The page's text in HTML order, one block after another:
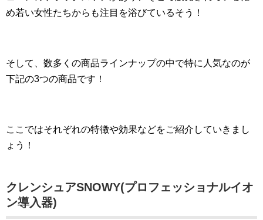
め若い女性たちからも注目を浴びているそう！
そして、数多くの商品ラインナップの中で特に人気なのが
下記の3つの商品です！
ここではそれぞれの特徴や効果などをご紹介していきまし
ょう！
クレンシュアSNOWY(プロフェッショナルイオ
ン導入器)